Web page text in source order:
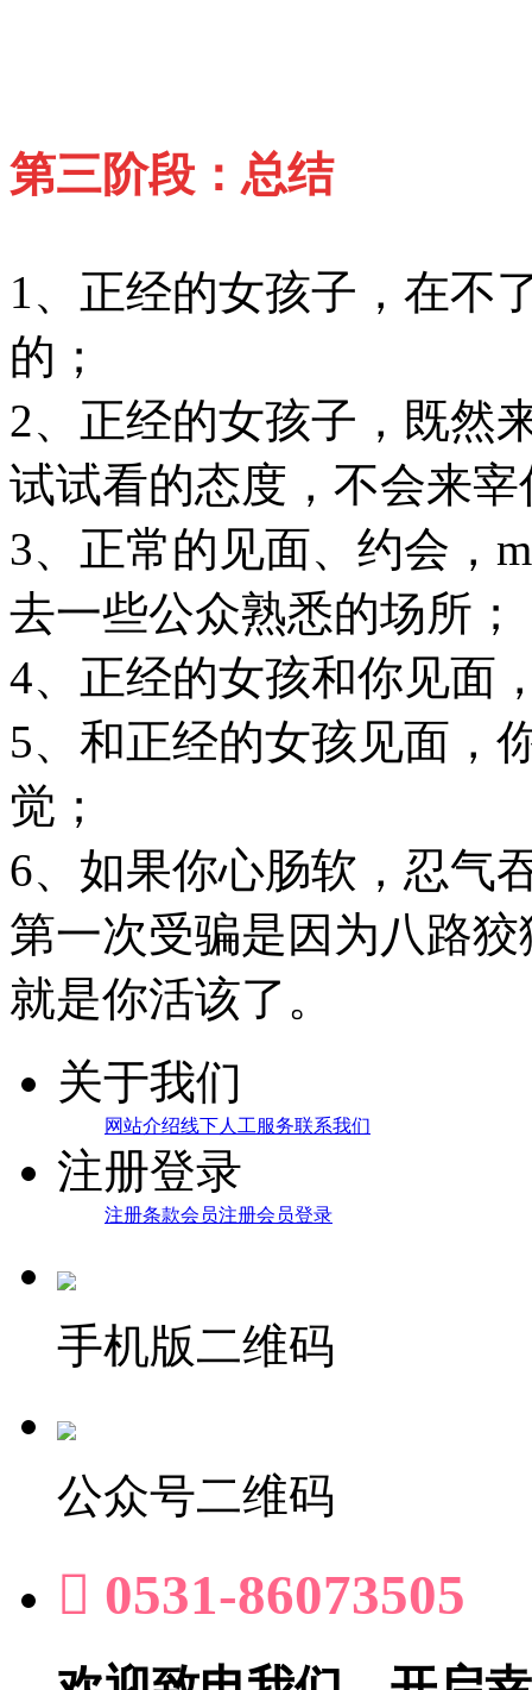
第三阶段：总结
1、正经的女孩子，在不
的；
2、正经的女孩子，既然
试试看的态度，不会来宰
3、正常的见面、约会，
去一些公众熟悉的场所；
4、正经的女孩和你见面
5、和正经的女孩见面，
觉；
6、如果你心肠软，忍气
第一次受骗是因为八路
就是你活该了。
关于我们
网站介绍线下人工服务联系我们
注册登录
注册条款会员注册会员登录
手机版二维码
公众号二维码
 0531-86073505